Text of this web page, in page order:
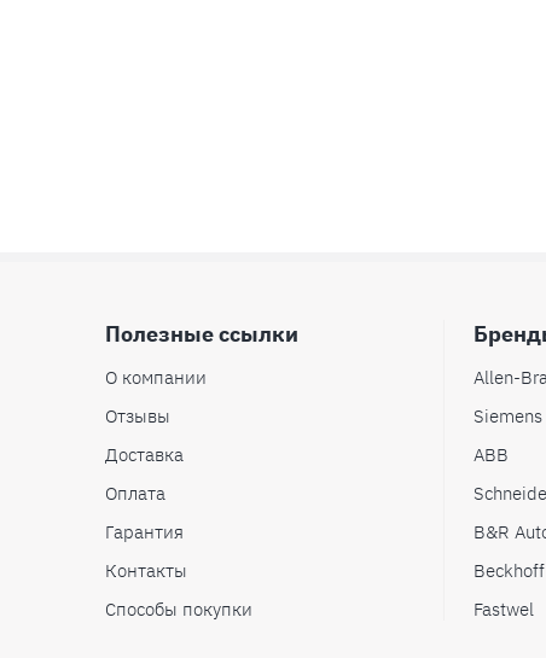
Полезные ссылки
О компании
Отзывы
Доставка
Оплата
Гарантия
Контакты
Способы покупки
Allen-
Siemens
ABB
B&R
Beckhoff
Fastwel